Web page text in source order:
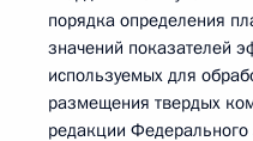
порядка определения
значений показателей
используемых для
размещения твердых
редакции Федерального